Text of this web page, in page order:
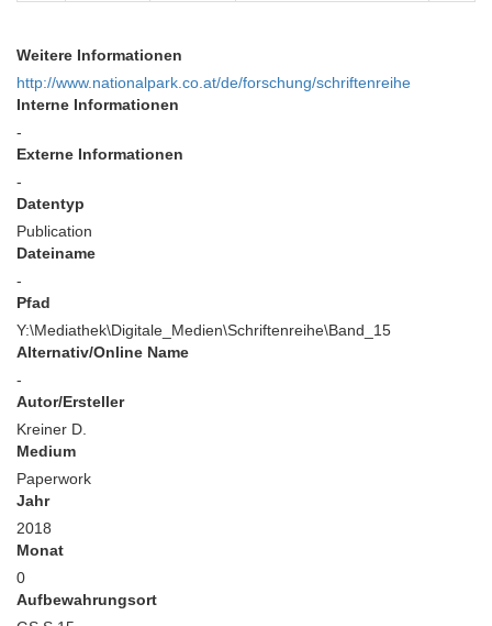
Weitere Informationen
http://www.nationalpark.co.at/de/forschung/schriftenreihe
Interne Informationen
-
Externe Informationen
-
Datentyp
Publication
Dateiname
-
Pfad
Y:\Mediathek\Digitale_Medien\Schriftenreihe\Band_15
Alternativ/Online Name
-
Autor/Ersteller
Kreiner D.
Medium
Paperwork
Jahr
2018
Monat
0
Aufbewahrungsort